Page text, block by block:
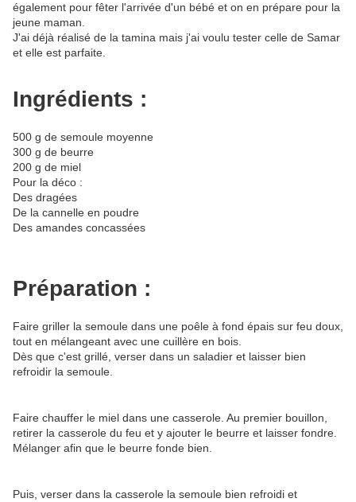
également pour fêter l'arrivée d'un bébé et on en prépare pour la
jeune maman.
J'ai déjà réalisé de la tamina mais j'ai voulu tester celle de Samar
et elle est parfaite.
Ingrédients :
500 g de semoule moyenne
300 g de beurre
200 g de miel
Pour la déco :
Des dragées
De la cannelle en poudre
Des amandes concassées
Préparation :
Faire griller la semoule dans une poêle à fond épais sur feu doux,
tout en mélangeant avec une cuillère en bois.
Dès que c'est grillé, verser dans un saladier et laisser bien
refroidir la semoule.
Faire chauffer le miel dans une casserole. Au premier bouillon,
retirer la casserole du feu et y ajouter le beurre et laisser fondre.
Mélanger afin que le beurre fonde bien.
Puis, verser dans la casserole la semoule bien refroidi et